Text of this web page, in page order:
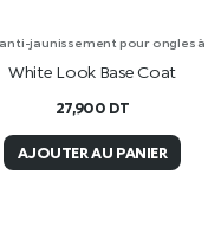
jaunissement pour ongles à
White Look Base Coat
27,900 DT
AJOUTER AU PANIER